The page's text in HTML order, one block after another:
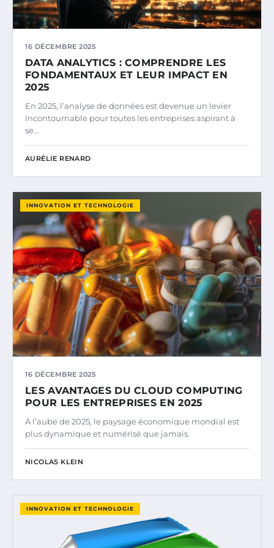
16 DÉCEMBRE 2025
DATA ANALYTICS : COMPRENDRE LES
FONDAMENTAUX ET LEUR IMPACT EN
2025
En 2025, l’analyse de données est devenue un levier
incontournable pour toutes les entreprises aspirant à
se…
AURÉLIE RENARD
INNOVATION ET TECHNOLOGIE
16 DÉCEMBRE 2025
LES AVANTAGES DU CLOUD COMPUTING
POUR LES ENTREPRISES EN 2025
À l’aube de 2025, le paysage économique mondial est
plus dynamique et numérisé que jamais.
NICOLAS KLEIN
INNOVATION ET TECHNOLOGIE